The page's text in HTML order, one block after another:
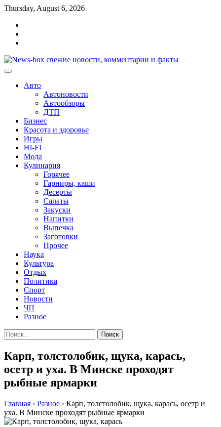
Перейти
содержимому
Thursday, August 6, 2026
Авто
Автоновости
Автообзоры
ДТП
Бизнес
Красота и здоровье
Игры
HI-FI
Мода
Кулинария
Горячее
Гарниры, каши
Десерты
Салаты
Закуски
Напитки
Выпечка
Заготовки
Прочее
Наука
Культура
Отдых
Политика
Спорт
Новости
ЧП
Разное
Найти:
Карп, толстолобик, щука, карась,
осетр и уха. В Минске проходят
рыбные ярмарки
Главная › Разное › Карп, толстолобик, щука, карась, осетр и
уха. В Минске проходят рыбные ярмарки